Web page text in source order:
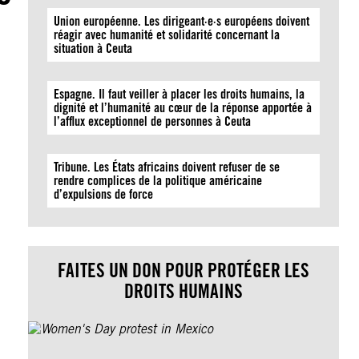
Union européenne. Les dirigeant·e·s européens doivent
réagir avec humanité et solidarité concernant la
situation à Ceuta
Espagne. Il faut veiller à placer les droits humains, la
dignité et l’humanité au cœur de la réponse apportée à
l’afflux exceptionnel de personnes à Ceuta
Tribune. Les États africains doivent refuser de se
rendre complices de la politique américaine
d’expulsions de force
FAITES UN DON POUR PROTÉGER LES
DROITS HUMAINS